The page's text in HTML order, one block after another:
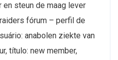
steun de maag lever
fórum – perfil de
anabolen ziekte van
título: new member,